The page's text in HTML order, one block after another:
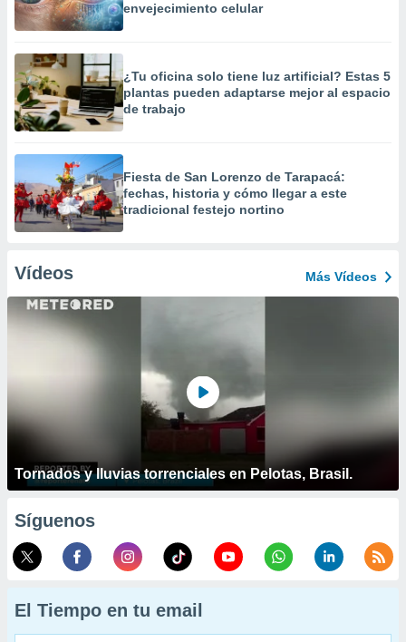
envejecimiento celular
¿Tu oficina solo tiene luz artificial? Estas 5
plantas pueden adaptarse mejor al espacio
de trabajo
Fiesta de San Lorenzo de Tarapacá:
fechas, historia y cómo llegar a este
tradicional festejo nortino
Vídeos Más Vídeos
Tornados y lluvias torrenciales en Pelotas, Brasil.
Síguenos
El Tiempo en tu email